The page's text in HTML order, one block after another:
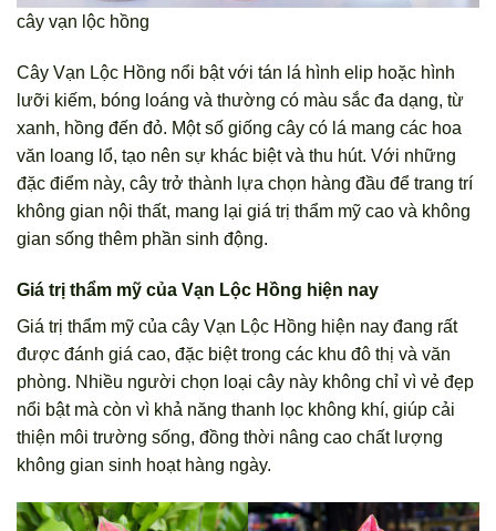
cây vạn lộc hồng
Cây Vạn Lộc Hồng nổi bật với tán lá hình elip hoặc hình
lưỡi kiếm, bóng loáng và thường có màu sắc đa dạng, từ
xanh, hồng đến đỏ. Một số giống cây có lá mang các hoa
văn loang lổ, tạo nên sự khác biệt và thu hút. Với những
đặc điểm này, cây trở thành lựa chọn hàng đầu để trang trí
không gian nội thất, mang lại giá trị thẩm mỹ cao và không
gian sống thêm phần sinh động.
Giá trị thẩm mỹ của Vạn Lộc Hồng hiện nay
Giá trị thẩm mỹ của cây Vạn Lộc Hồng hiện nay đang rất
được đánh giá cao, đặc biệt trong các khu đô thị và văn
phòng. Nhiều người chọn loại cây này không chỉ vì vẻ đẹp
nổi bật mà còn vì khả năng thanh lọc không khí, giúp cải
thiện môi trường sống, đồng thời nâng cao chất lượng
không gian sinh hoạt hàng ngày.